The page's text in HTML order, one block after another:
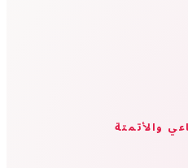
والأتمتة